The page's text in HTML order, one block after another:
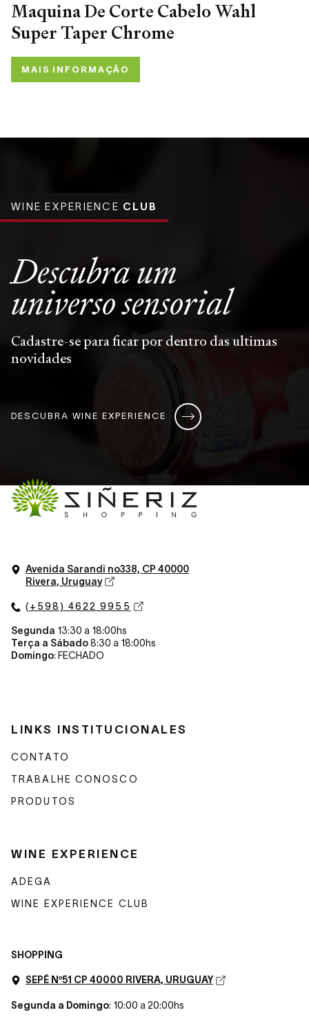
Maquina De Corte Cabelo Wahl
Super Taper Chrome
MAIS INFORMAÇÃO
WINE EXPERIENCE CLUB
Descubra um
universosensorial
Cadastre-se para ficar por dentro das ultimas
novidades
DESCUBRA WINE EXPERIENCE
Avenida Sarandi no338, CP 40000
Rivera, Uruguay
(+598) 4622 9955
Segunda 13:30 a 18:00hs
Terça a Sábado8:30 a 18:00hs
Domingo: FECHADO
LINKS INSTITUCIONALES
CONTATO
TRABALHE CONOSCO
PRODUTOS
WINE EXPERIENCE
ADEGA
WINE EXPERIENCE CLUB
SHOPPING
SEPÉ Nº51 CP 40000 RIVERA, URUGUAY
Segunda a Domingo: 10:00 a 20:00hs